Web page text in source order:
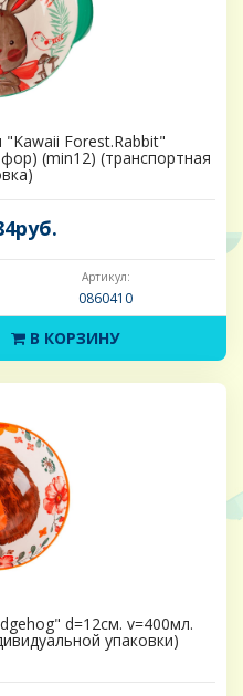
"Kawaii Forest.Rabbit"
(min12) (транспортная
Артикул:
0860410
В КОРЗИНУ
d=12см. v=400мл.
упаковки)